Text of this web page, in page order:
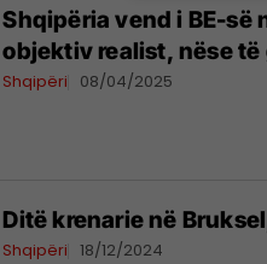
Shqipëria vend i BE-së
objektiv realist, nëse
Shqipëri 08/04/2025
Ditë krenarie në
Shqipëri 18/12/2024